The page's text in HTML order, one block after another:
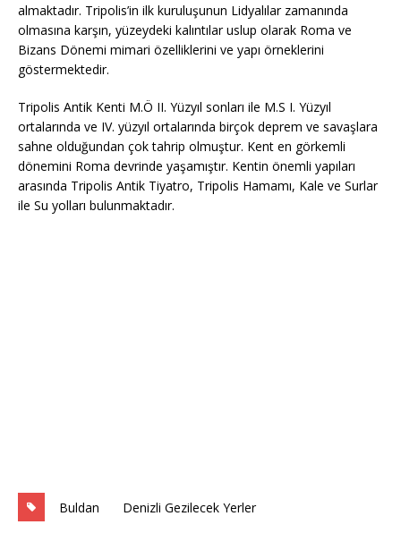
almaktadır. Tripolis’in ilk kuruluşunun Lidyalılar zamanında
olmasına karşın, yüzeydeki kalıntılar uslup olarak Roma ve
Bizans Dönemi mimari özelliklerini ve yapı örneklerini
göstermektedir.
Tripolis Antik Kenti M.Ö II. Yüzyıl sonları ile M.S I. Yüzyıl
ortalarında ve IV. yüzyıl ortalarında birçok deprem ve savaşlara
sahne olduğundan çok tahrip olmuştur. Kent en görkemli
dönemini Roma devrinde yaşamıştır. Kentin önemli yapıları
arasında Tripolis Antik Tiyatro, Tripolis Hamamı, Kale ve Surlar
ile Su yolları bulunmaktadır.
Buldan Denizli Gezilecek Yerler